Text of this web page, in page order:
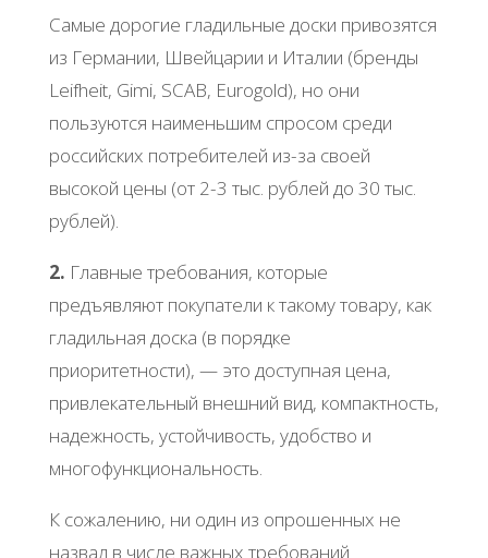
Самые дорогие гладильные доски привозятся
из Германии, Швейцарии и Италии (бренды
Leifheit, Gimi, SCAB, Eurogold), но они
пользуются наименьшим спросом среди
российских потребителей из-за своей
высокой цены (от 2-3 тыс. рублей до 30 тыс.
рублей).
2. Главные требования, которые
предъявляют покупатели к такому товару, как
гладильная доска (в порядке
приоритетности), — это доступная цена,
привлекательный внешний вид, компактность,
надежность, устойчивость, удобство и
многофункциональность.
К сожалению, ни один из опрошенных не
назвал в числе важных требований